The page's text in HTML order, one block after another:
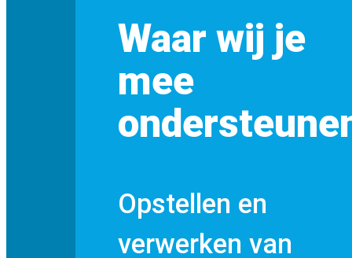
Waar wij je
mee
Opstellen en
verwerken van